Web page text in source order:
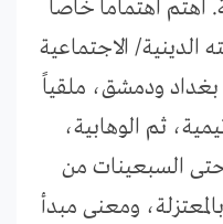
اهتم اهتماماً خاصاً
الدينية/ الاجتماعية
بغداد ودمشق، ملقياً
ثم الوهابية،
حتى السبعينات من
ومعنى مبدأ